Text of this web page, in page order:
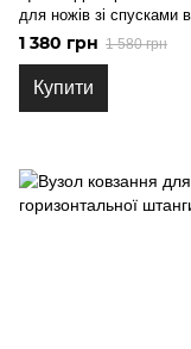
для ножів зі спусками
обуха для KosiM M3
1 380 грн 1 580 грн
Купити